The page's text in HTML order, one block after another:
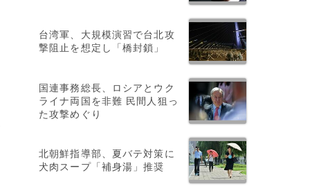
台湾軍、大規模演習で台北攻
撃阻止を想定し「橋封鎖」
国連事務総長、ロシアとウク
ライナ両国を非難 民間人狙っ
た攻撃めぐり
北朝鮮指導部、夏バテ対策に
犬肉スープ「補身湯」推奨